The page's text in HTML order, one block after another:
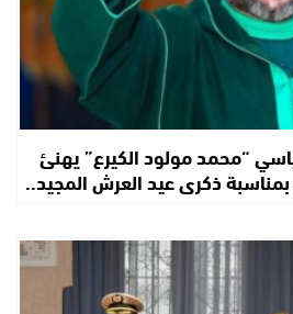
“محمد مولود الكيرع” يهنئ
ذكرى عيد العرش المجيد..